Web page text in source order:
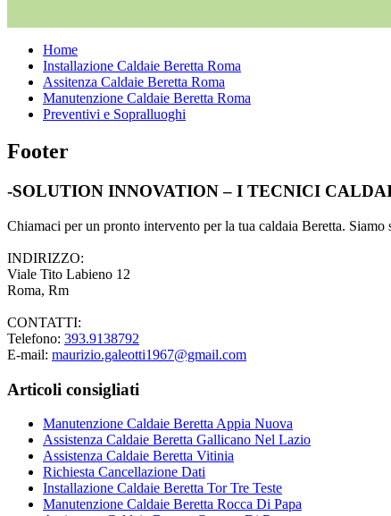
Home
Installazione Caldaie Beretta Roma
Assitenza Caldaie Beretta Roma
Manutenzione Caldaie Beretta Roma
Preventivi e Sopralluoghi
Footer
-SOLUTION INNOVATION – I TECNICI
Chiamaci per un pronto intervento per la tua caldaia Beretta.
INDIRIZZO:
Viale Tito Labieno 12
Roma, Rm
CONTATTI:
Telefono: 393.9138792
E-mail: maurizio.galeotti1967@gmail.com
Articoli consigliati
Manutenzione Caldaie Beretta Appia Nuova
Assistenza Caldaie Beretta Gallicano Nel Lazio
Assistenza Caldaie Beretta Vitinia
Richiesta Cancellazione Dati
Installazione Caldaie Beretta Tor Tre Teste
Manutenzione Caldaie Beretta Rocca Di Papa